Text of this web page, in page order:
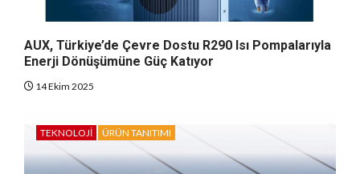
AUX, Türkiye’de Çevre Dostu R290 Isı Pompalarıyla
Enerji Dönüşümüne Güç Katıyor
14 Ekim 2025
TEKNOLOJI ÜRÜN TANITIMI